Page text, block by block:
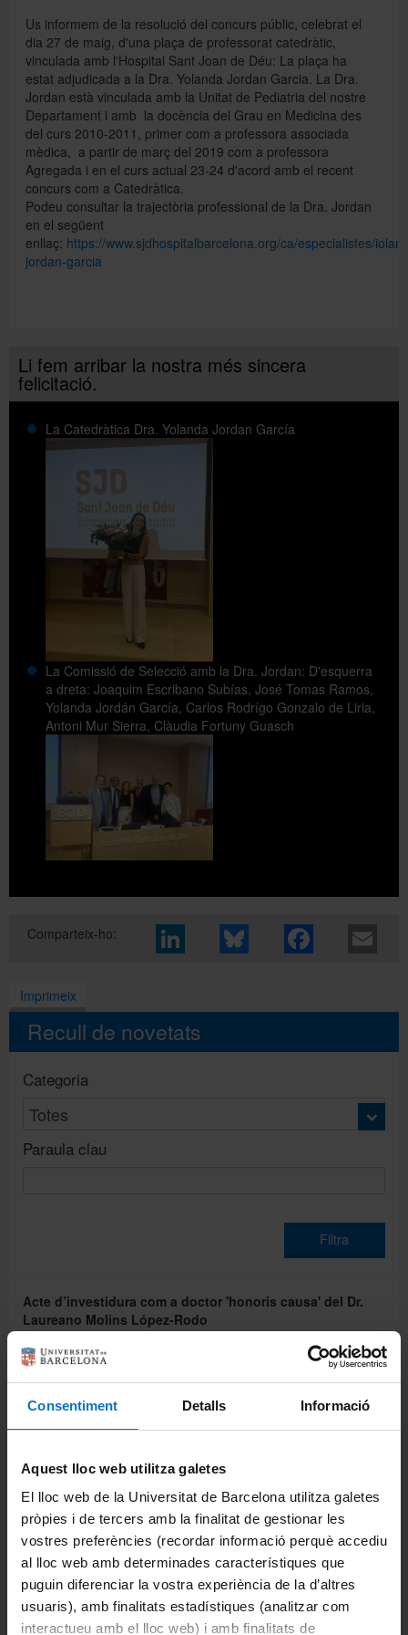
Consentiment Detalls Informació
Aquest lloc web utilitza galetes
El lloc web de la Universitat de Barcelona utilitza galetes
pròpies i de tercers amb la finalitat de gestionar les
vostres preferències (recordar informació perquè accediu
al lloc web amb determinades característiques que
puguin diferenciar la vostra experiència de la d’altres
usuaris), amb finalitats estadístiques (analitzar com
interactueu amb el lloc web) i amb finalitats de
Recull de novetats
Categoria
Paraula clau
Filtra
Acte d’investidura com a doctor 'honoris causa' del Dr.
Laureano Molins López-Rodo
Notícia | 26-02-2026
Us informem de la resolució del concurs públic, celebrat el
dia 27 de maig, d'una plaça de professorat catedràtic,
vinculada amb l'Hospital Sant Joan de Déu: La plaça ha
estat adjudicada a la Dra. Yolanda Jordan Garcia. La Dra.
Jordan està vinculada amb la Unitat de Pediatria del nostre
Departament i amb la docència del Grau en Medicina des
del curs 2010-2011, primer com a professora associada
mèdica, a partir de març del 2019 com a professora
Agregada i en el curs actual 23-24 d'acord amb el recent
concurs com a Catedràtica.
Podeu consultar la trajectòria professional de la Dra. Jordan
en el següent
enllaç: https://www.sjdhospitalbarcelona.org/ca/especialistes/
jordan-garcia
Li fem arribar la nostra més sincera
felicitació.
La Catedràtica Dra. Yolanda Jordan García
La Comissió de Selecció amb la Dra. Jordan: D'esquerra
a dreta: Joaquim Escribano Subías, José Tomas Ramos,
Yolanda Jordán García, Carlos Rodrígo Gonzalo de Liria,
Antoni Mur Sierra, Clàudia Fortuny Guasch
Comparteix-ho:
Imprimeix